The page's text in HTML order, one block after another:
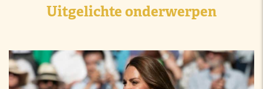
Uitgelichte onderwerpen